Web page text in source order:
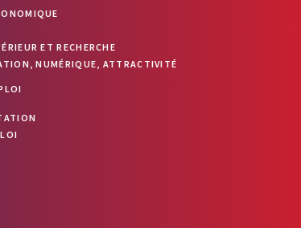
ET RECHERCHE
NUMÉRIQUE, ATTRACTIVITÉ